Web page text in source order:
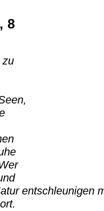
8
zu
entschleunigen